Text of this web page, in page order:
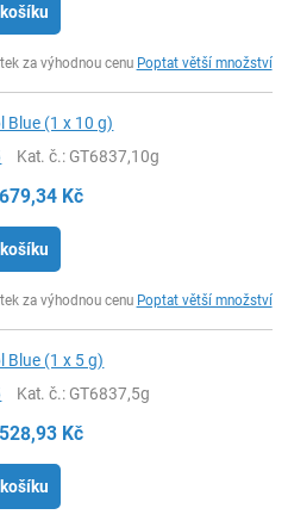
za výhodnou cenu Poptat větší množství
Blue (1 x 10 g)
Kat. č.: GT6837,10g
679,34 Kč
za výhodnou cenu Poptat větší množství
Blue (1 x 5 g)
Kat. č.: GT6837,5g
528,93 Kč